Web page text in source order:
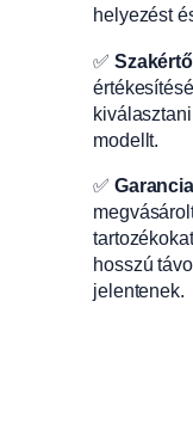
helyezést
✅
modellt.
✅
hosszú
jelentenek.